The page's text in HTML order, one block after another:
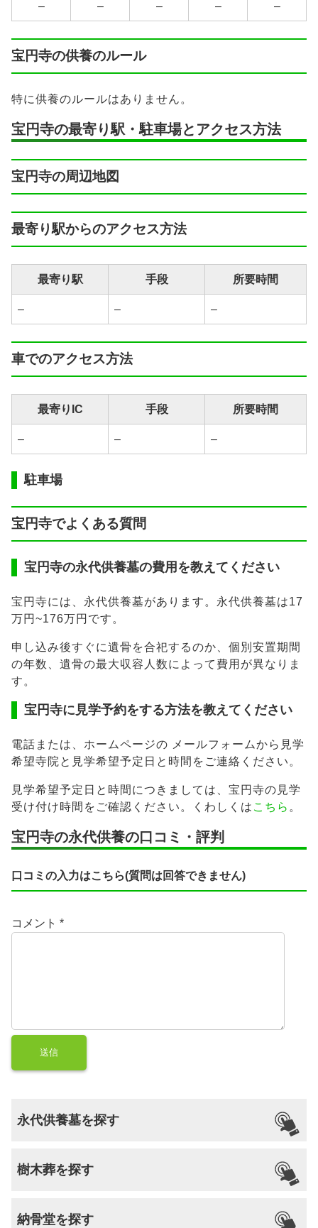
– – – – –
宝円寺の供養のルール
特に供養のルールはありません。
宝円寺の最寄り駅・駐車場とアクセス方法
宝円寺の周辺地図
最寄り駅からのアクセス方法
最寄り駅 手段 所要時間
– – –
車でのアクセス方法
最寄りIC 手段 所要時間
– – –
駐車場
宝円寺でよくある質問
宝円寺の永代供養墓の費用を教えてください
宝円寺には、永代供養墓があります。永代供養墓は17
万円~176万円です。
申し込み後すぐに遺骨を合祀するのか、個別安置期間
の年数、遺骨の最大収容人数によって費用が異なりま
す。
宝円寺に見学予約をする方法を教えてください
電話または、ホームページの メールフォームから見学
希望寺院と見学希望予定日と時間をご連絡ください。
見学希望予定日と時間につきましては、宝円寺の見学
受け付け時間をご確認ください。くわしくは こちら 。
宝円寺の永代供養の口コミ・評判
口コミの入力はこちら(質問は回答できません)
コメント *
永代供養墓を探す
樹木葬を探す
納骨堂を探す